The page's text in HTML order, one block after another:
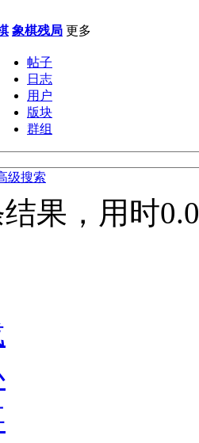
象棋残局 更多
帖子
日志
用户
版块
群组
级搜索
果，用时